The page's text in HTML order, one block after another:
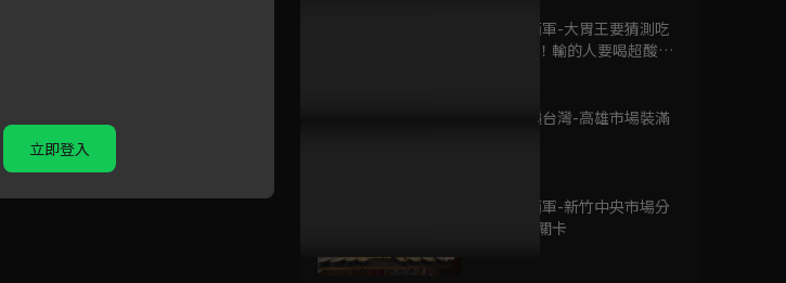
第12集 東西軍-大胃王要猜測吃
下多少重量！輸的人要喝超酸檸
第13集 吃遍台灣-高雄市場裝滿
第14集 東西軍-新竹中央市場分
組挑戰指定關卡
已完結 / 共 1 集
從未失去 智在快樂
立即登入